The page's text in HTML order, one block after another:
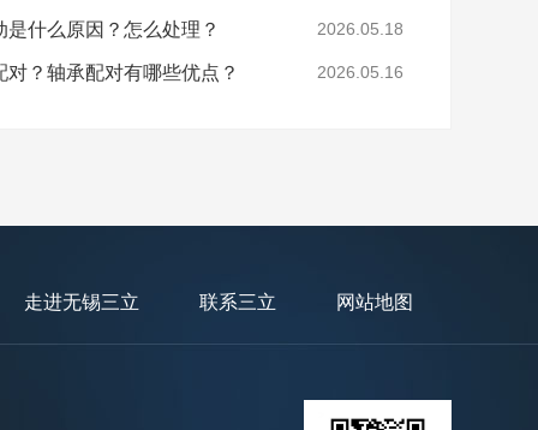
什么原因？怎么处理？ 2026.05.18
？轴承配对有哪些优点？ 2026.05.16
走进无锡三立 联系三立 网站地图